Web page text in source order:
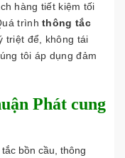
hàng tiết kiệm tối
trình thông tắc
triệt để, không tái
tôi áp dụng đảm
Phát cung
tắc bồn cầu, thông